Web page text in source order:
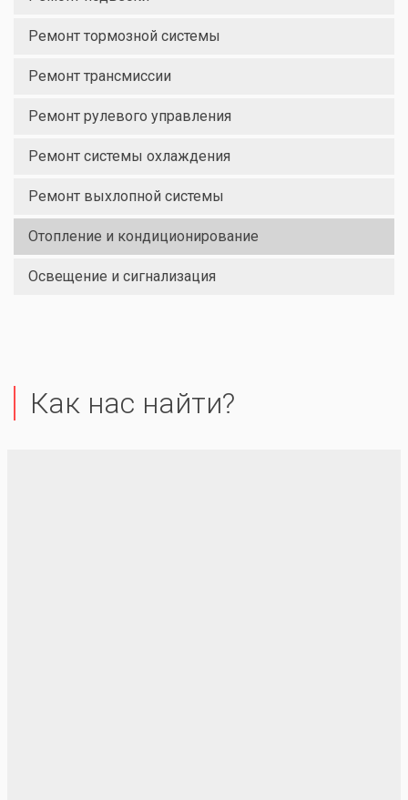
Ремонт тормозной системы
Ремонт трансмиссии
Ремонт рулевого управления
Ремонт системы охлаждения
Ремонт выхлопной системы
Отопление и кондиционирование
Освещение и сигнализация
Как нас найти?